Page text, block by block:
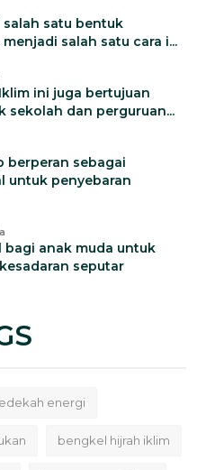
salah satu bentuk
salah satu cara i...
ini juga bertujuan
sekolah dan perguruan...
berperan sebagai
untuk penyebaran
anak muda untuk
seputar
energi
bengkel hijrah iklim